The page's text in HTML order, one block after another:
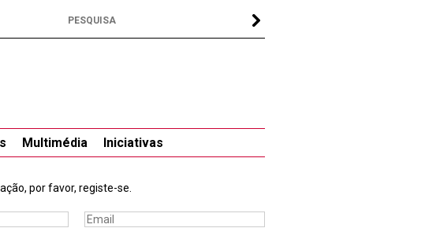
Multimédia Iniciativas
por favor, registe-se.